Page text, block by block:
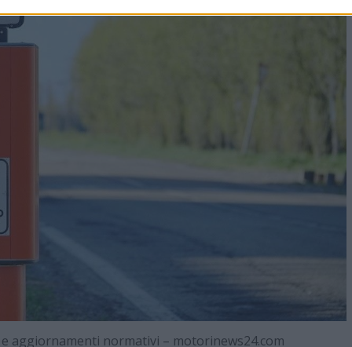
aggiornamenti normativi – motorinews24.com